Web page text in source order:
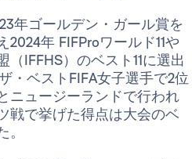
年ゴールデン・ガール賞を
年 FIFProワールド11や
IFFHS）のベスト11に選出
・ベストFIFA女子選手で2位
ニュージーランドで行われ
戦で挙げた得点は大会のベ